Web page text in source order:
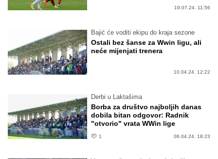
19.07.24. 11:56
Bajić će voditi ekipu do kraja sezone
Ostali bez šanse za Wwin ligu, ali
neće mijenjati trenera
10.04.24. 12:22
Derbi u Laktašima
Borba za društvo najboljih danas
dobila bitan odgovor: Radnik
"otvorio" vrata WWin lige
1 06.04.24. 18:23